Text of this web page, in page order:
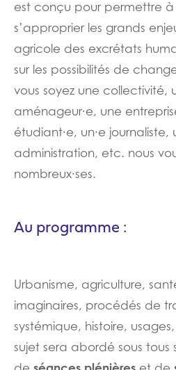
est conçu pour permettre
s’approprier les grands
agricole des excrétats
sur les possibilités de
vous soyez une collectivité,
aménageur·e, une
étudiant·e, un·e
administration, etc. nous
nombreux·ses.
Au programme :
Urbanisme, agriculture,
imaginaires, procédés de
systémique, histoire,
sujet sera abordé sous tous